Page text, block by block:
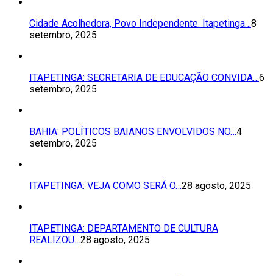
Cidade Acolhedora, Povo Independente. Itapetinga…8
setembro, 2025
ITAPETINGA: SECRETARIA DE EDUCAÇÃO CONVIDA…6
setembro, 2025
BAHIA: POLÍTICOS BAIANOS ENVOLVIDOS NO…4
setembro, 2025
ITAPETINGA: VEJA COMO SERÁ O…28 agosto, 2025
ITAPETINGA: DEPARTAMENTO DE CULTURA
REALIZOU…28 agosto, 2025